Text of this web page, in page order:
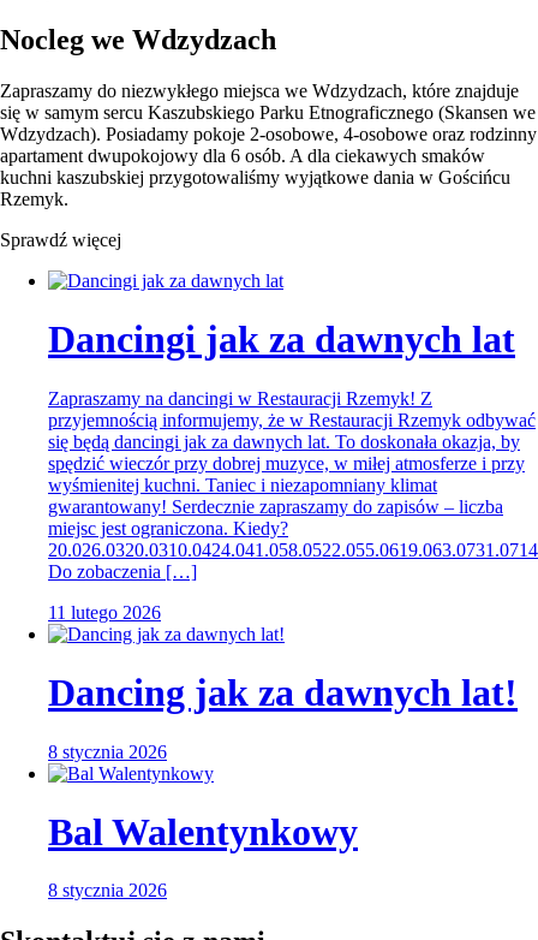
Nocleg we Wdzydzach
Zapraszamy do niezwykłego miejsca we Wdzydzach, które znajduje
się w samym sercu Kaszubskiego Parku Etnograficznego (Skansen we
Wdzydzach). Posiadamy pokoje 2-osobowe, 4-osobowe oraz rodzinny
apartament dwupokojowy dla 6 osób. A dla ciekawych smaków
kuchni kaszubskiej przygotowaliśmy wyjątkowe dania w Gościńcu
Rzemyk.
Sprawdź więcej
Dancingi jak za dawnych lat
Zapraszamy na dancingi w Restauracji Rzemyk! Z
przyjemnością informujemy, że w Restauracji Rzemyk odbywać
się będą dancingi jak za dawnych lat. To doskonała okazja, by
spędzić wieczór przy dobrej muzyce, w miłej atmosferze i przy
wyśmienitej kuchni. Taniec i niezapomniany klimat
gwarantowany! Serdecznie zapraszamy do zapisów – liczba
miejsc jest ograniczona. Kiedy?
Do zobaczenia […]
11 lutego 2026
Dancing jak za dawnych lat!
8 stycznia 2026
Bal Walentynkowy
8 stycznia 2026